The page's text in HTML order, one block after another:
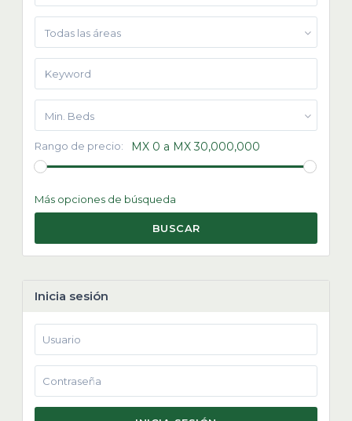
Todas las áreas
Min. Beds
Rango de precio: MX 0 a MX 30,000,000
Más opciones de búsqueda
BUSCAR
Inicia sesión